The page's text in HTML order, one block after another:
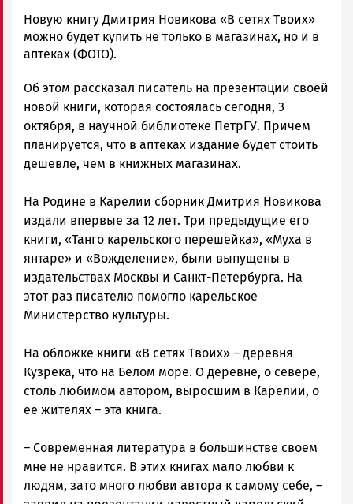
admintimur
Новости
Петрозаводска
Карелии
|
Петрозаводск
ГОВОРИТ
Новую книгу Дмитрия Новикова «В сетях Твоих»
можно будет купить не только в магазинах, но и в
аптеках (ФОТО).
Об этом рассказал писатель на презентации своей
новой книги, которая состоялась сегодня, 3
октября, в научной библиотеке ПетрГУ. Причем
планируется, что в аптеках издание будет стоить
дешевле, чем в книжных магазинах.
На Родине в Карелии сборник Дмитрия Новикова
издали впервые за 12 лет. Три предыдущие его
книги, «Танго карельского перешейка», «Муха в
янтаре» и «Вожделение», были выпущены в
издательствах Москвы и Санкт-Петербурга. На
этот раз писателю помогло карельское
Министерство культуры.
На обложке книги «В сетях Твоих» – деревня
Кузрека, что на Белом море. О деревне, о севере,
столь любимом автором, выросшим в Карелии, о
ее жителях – эта книга.
– Современная литература в большинстве своем
мне не нравится. В этих книгах мало любви к
людям, зато много любви автора к самому себе, –